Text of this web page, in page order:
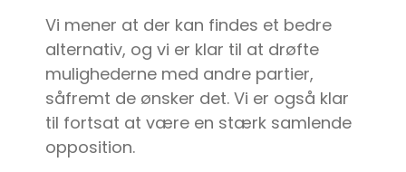
Vi mener at der kan findes et bedre
alternativ, og vi er klar til at drøfte
mulighederne med andre partier,
såfremt de ønsker det. Vi er også klar
til fortsat at være en stærk samlende
opposition.